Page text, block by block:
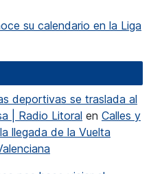
su calendario en la Liga
deportivas se traslada al
| Radio Litoral en Calles y
llegada de la Vuelta